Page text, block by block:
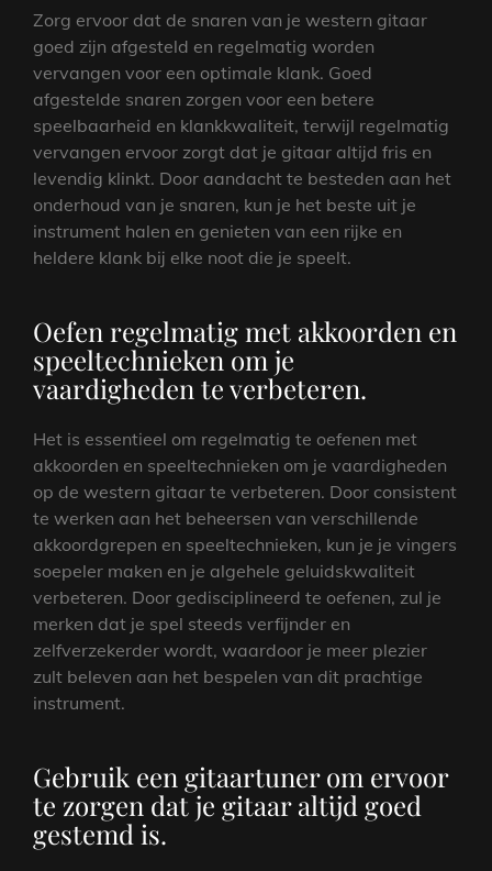
Zorg ervoor dat de snaren van je western gitaar
goed zijn afgesteld en regelmatig worden
vervangen voor een optimale klank. Goed
afgestelde snaren zorgen voor een betere
speelbaarheid en klankkwaliteit, terwijl regelmatig
vervangen ervoor zorgt dat je gitaar altijd fris en
levendig klinkt. Door aandacht te besteden aan het
onderhoud van je snaren, kun je het beste uit je
instrument halen en genieten van een rijke en
heldere klank bij elke noot die je speelt.
Oefen regelmatig met akkoorden en
speeltechnieken om je
vaardigheden te verbeteren.
Het is essentieel om regelmatig te oefenen met
akkoorden en speeltechnieken om je vaardigheden
op de western gitaar te verbeteren. Door consistent
te werken aan het beheersen van verschillende
akkoordgrepen en speeltechnieken, kun je je vingers
soepeler maken en je algehele geluidskwaliteit
verbeteren. Door gedisciplineerd te oefenen, zul je
merken dat je spel steeds verfijnder en
zelfverzekerder wordt, waardoor je meer plezier
zult beleven aan het bespelen van dit prachtige
instrument.
Gebruik een gitaartuner om ervoor
te zorgen dat je gitaar altijd goed
gestemd is.